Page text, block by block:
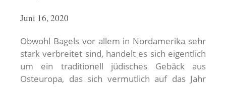
Juni 16, 2020
Obwohl Bagels vor allem in Nordamerika sehr
stark verbreitet sind, handelt es sich eigentlich
um ein traditionell jüdisches Gebäck aus
Osteuropa, das sich vermutlich auf das Jahr